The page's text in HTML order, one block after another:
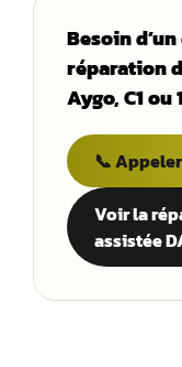
Besoin
réparation
Aygo, C1 ou
📞
Voir la
assistée